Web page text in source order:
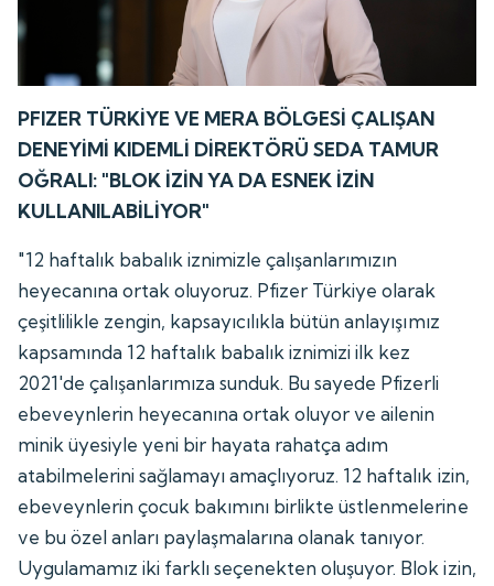
PFIZER TÜRKİYE VE MERA BÖLGESİ ÇALIŞAN
DENEYİMİ KIDEMLİ DİREKTÖRÜ SEDA TAMUR
OĞRALI: "BLOK İZİN YA DA ESNEK İZİN
KULLANILABİLİYOR"
"12 haftalık babalık iznimizle çalışanlarımızın
heyecanına ortak oluyoruz. Pfizer Türkiye olarak
çeşitlilikle zengin, kapsayıcılıkla bütün anlayışımız
kapsamında 12 haftalık babalık iznimizi ilk kez
2021'de çalışanlarımıza sunduk. Bu sayede Pfizerli
ebeveynlerin heyecanına ortak oluyor ve ailenin
minik üyesiyle yeni bir hayata rahatça adım
atabilmelerini sağlamayı amaçlıyoruz. 12 haftalık izin,
ebeveynlerin çocuk bakımını birlikte üstlenmelerine
ve bu özel anları paylaşmalarına olanak tanıyor.
Uygulamamız iki farklı seçenekten oluşuyor. Blok izin,